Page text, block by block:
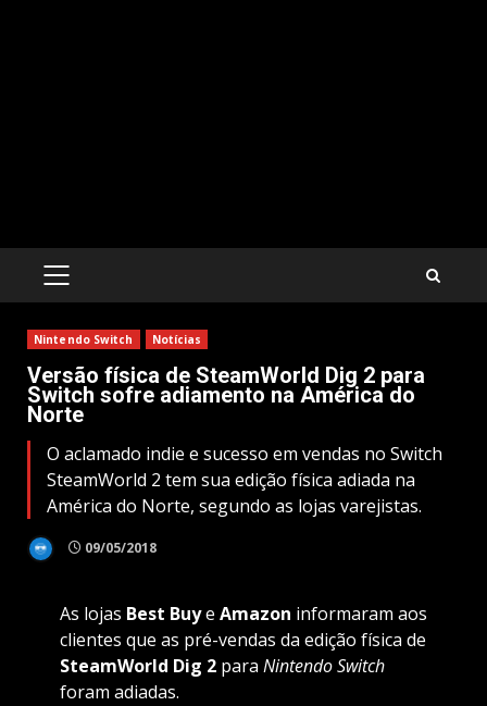
PRIMARY
Nintendo Switch Notícias
Versão física de SteamWorld Dig 2 para
Switch sofre adiamento na América do
Norte
O aclamado indie e sucesso em vendas no Switch
SteamWorld 2 tem sua edição física adiada na
América do Norte, segundo as lojas varejistas.
09/05/2018
As lojas Best Buye Amazon informaram aos
clientes que as pré-vendas da edição física de
SteamWorld Dig 2para NintendoSwitch
foram adiadas.